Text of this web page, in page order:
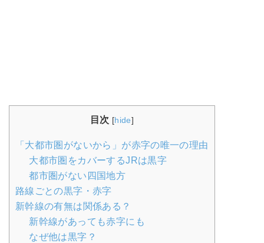
目次 [hide]
「大都市圏がないから」が赤字の唯一の理由
大都市圏をカバーするJRは黒字
都市圏がない四国地方
路線ごとの黒字・赤字
新幹線の有無は関係ある？
新幹線があっても赤字にも
なぜ他は黒字？